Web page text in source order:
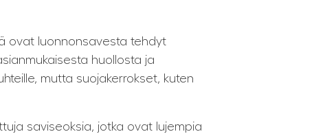
ovat luonnonsavesta tehdyt
huollosta ja
mutta suojakerrokset, kuten
saviseoksia, jotka ovat lujempia